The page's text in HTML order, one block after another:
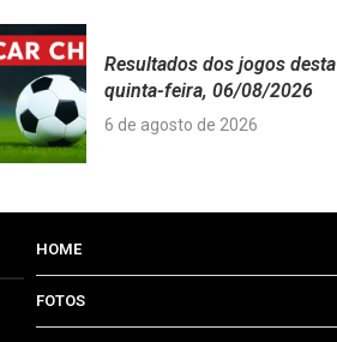
Resultados dos jogos desta
quinta-feira, 06/08/2026
6 de agosto de 2026
HOME
FOTOS